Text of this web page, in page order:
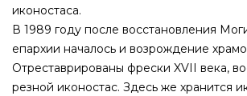
иконостаса.
В 1989 году после восстановления
епархии началось и возрождение
Отреставрированы фрески XVII века,
резной иконостас. Здесь же хранится